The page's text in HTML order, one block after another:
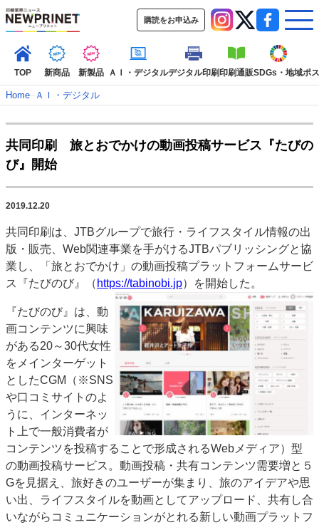
購読をお申込み
TOP 新商品 新製品 ＡＩ・デジタルデジタル印刷印刷通販SDGs・地域ポ
TOP
インタビュー
SDGs・地域
ポストプレス ビジネス イベント 信用情報
業界
市場・統計
人事・移転・異動・訃報
特集記事カテゴリー一覧
2022 見える化・MIS特集
特集・デジタル印刷 アイデアで勝負！ ～多様なビジネス・多彩な商材～
JAPAN PACK 2023 特集
中古印刷機・製本機特集
2022 検査・校正特集
特集・デジタル印刷 ～ 新成長軌道を描く
案内
発刊案内
JFPI印刷用語集 印刷機材年鑑
運営
会社案内
購読・購入申し込み
サイトポリシー
お問い合わせ
Home– ＡＩ・デジタル
共同印刷 旅とおでかけの動画投稿サービス『たびの
び』開始
2019.12.20
共同印刷は、JTBグループで旅行・ライフスタイル情報の出
版・販売、Web関連事業を手がけるJTBパブリッシングと協
業し、「旅とおでかけ」の動画投稿プラットフォームサービ
ス『たびのび』（ https://tabinobi.jp）を開始した 。
『たびのび』は、動
画コンテンツに興味
がある20～30代女性
をメインターゲット
としたCGM（※SNS
や口コミサイトのよ
うに、インターネッ
ト上で一般消費者が
コンテンツを投稿することで形成されるWebメディア）型
の動画投稿サービス。動画投稿・共有コンテンツ需要増と５
Gを見据え、旅好きのユーザーが集まり、旅のアイデアや思
い出、ライフスタイルを動画としてアップロード、共有し合
いながらコミュニケーションがとれる新しい動画プラットフ